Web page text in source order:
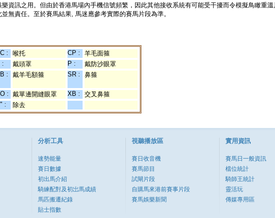
資訊之用。但由於香港馬場內手機信號頻繁，因此其他接收系統有可能受干擾而令模擬鳥瞰重
無責任。至於賽馬結果, 馬迷應參考實際的賽馬片段為準。
: 喉托 CP :
羊毛面箍
: 戴頭罩 P :
戴防沙眼罩
: 戴羊毛額箍 SR : 鼻箍
: 戴單邊開縫眼罩 XB :
交叉鼻箍
: 除去
分析工具
速勢能量
賽日數據
初出馬介紹
騎練配對及初岀馬成績
馬匹搬遷紀錄
貼士指數
視聽播放區
賽日收音機
賽馬節目
試閘片段
自購馬來港前賽事片段
賽馬娛樂新聞
實用資訊
賽馬日一般資訊
檔位統計
騎師王統計
靈活玩
傳媒專用區